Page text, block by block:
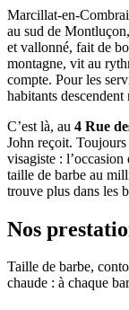
Marcillat-en-
au sud de
et vallonné, fait de
montagne, vit au
compte. Pour les
habitants
C’est là, au 4 Rue
John reçoit.
visagiste :
taille de barbe au
trouve plus dans les
Nos
Taille de barbe,
chaude : à chaque